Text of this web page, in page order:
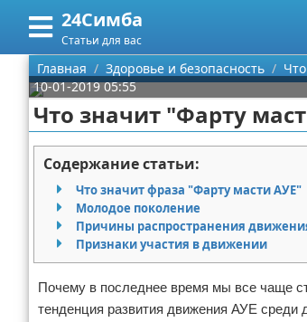
24Симба
Статьи для вас
Меню
Главная
Категории
Государство и право
Причинение вреда
Иммиграция
Здоровье и безопасность
Авторские права
Поиск
О проекте
Контакты
Сотрудничество
Размещение рекламы
Главная Здоровье и безопасность
10-01-2019 05:55
Что значит "Фарту
Содержание статьи:
Что значит фраза "Фарту масти АУЕ"
Молодое поколение
Причины распространения
Признаки участия в движении
Почему в последнее время мы все чаще
тенденция развития движения АУЕ